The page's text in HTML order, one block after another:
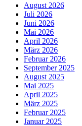
August 2026
Juli 2026
Juni 2026
Mai 2026
April 2026
März 2026
Februar 2026
September 2025
August 2025
Mai 2025
April 2025
März 2025
Februar 2025
Januar 2025